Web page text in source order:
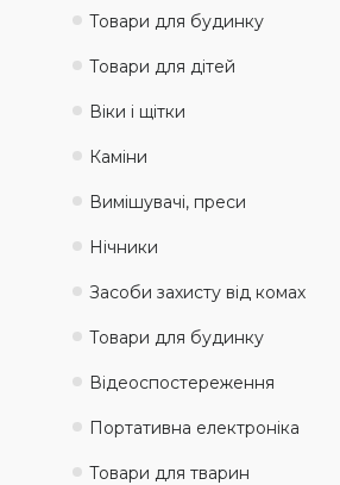
Товари для будинку
Товари для дітей
Віки і щітки
Каміни
Вимішувачі, преси
Нічники
Засоби захисту від комах
Товари для будинку
Відеоспостереження
Портативна електроніка
Товари для тварин